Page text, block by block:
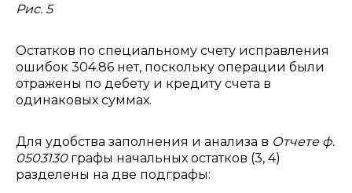
Рис. 5
Остатков по специальному счету исправления
ошибок 304.86 нет, поскольку операции были
отражены по дебету и кредиту счета в
одинаковых суммах.
Для удобства заполнения и анализа в Отчете ф.
0503130графы начальных остатков (3, 4)
разделены на две подграфы: